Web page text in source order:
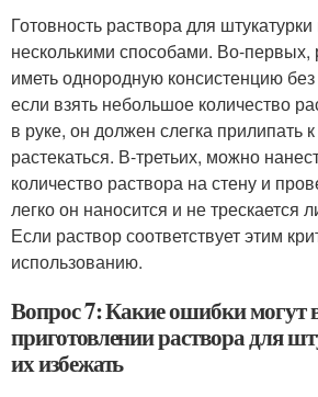
Готовность раствора для
несколькими способами. Во-первых,
иметь однородную консистенцию
если взять небольшое количество
в руке, он должен слегка прилипать
растекаться. В-третьих, можно
количество раствора на стену и
легко он наносится и не трескается
Если раствор соответствует этим
использованию.
Вопрос 7: Какие ошибки могут
приготовлении раствора для
их избежать